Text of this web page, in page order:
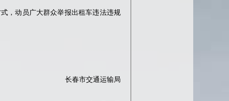
，动员广大群众举报出租车违法违规
长春市交通运输局